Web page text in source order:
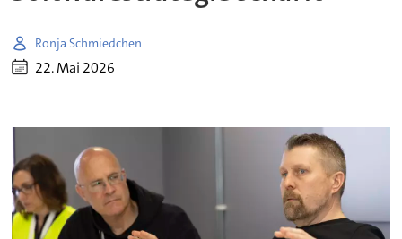
Ronja Schmiedchen
22. Mai 2026